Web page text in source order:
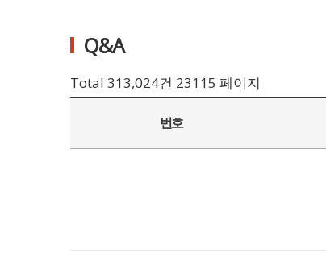
Q&A
Total 313,024건 23115 페이지
번호